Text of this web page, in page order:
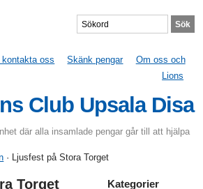
kontakta oss Skänk pengar
Om oss och
Lions
Club Upsala Disa
där alla insamlade pengar går till att hjälpa
· Ljusfest på Stora Torget
Torget Kategorier